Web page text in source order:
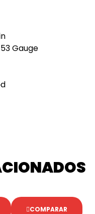
Gauge
COMPARAR